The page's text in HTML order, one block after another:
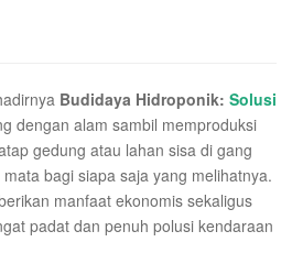
Budidaya Hidroponik: Solusi
dengan alam sambil memproduksi
gedung atau lahan sisa di gang
bagi siapa saja yang melihatnya.
manfaat ekonomis sekaligus
padat dan penuh polusi kendaraan